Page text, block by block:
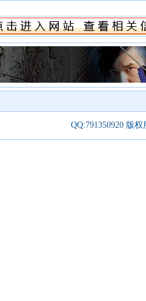
QQ:791350920 版权